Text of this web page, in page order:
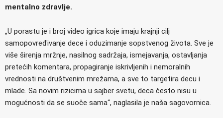
mentalno zdravlje.
„U porastu je i broj video igrica koje imaju krajnji cilj
samopovređivanje dece i oduzimanje sopstvenog života. Sve je
više širenja mržnje, nasilnog sadržaja, ismejavanja, ostavljanja
pretećih komentara, propagiranje iskrivljenih i nemoralnih
vrednosti na društvenim mrežama, a sve to targetira decu i
mlade. Sa novim rizicima u sajber svetu, deca često nisu u
mogućnosti da se suoče sama“, naglasila je naša sagovornica.